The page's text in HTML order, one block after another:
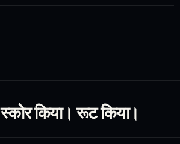
किया। रूट किया।